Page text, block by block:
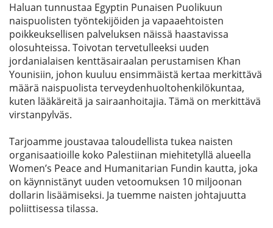
Haluan tunnustaa Egyptin Punaisen Puolikuun
naispuolisten työntekijöiden ja vapaaehtoisten
poikkeuksellisen palveluksen näissä haastavissa
olosuhteissa. Toivotan tervetulleeksi uuden
jordanialaisen kenttäsairaalan perustamisen Khan
Younisiin, johon kuuluu ensimmäistä kertaa merkittävä
määrä naispuolista terveydenhuoltohenkilökuntaa,
kuten lääkäreitä ja sairaanhoitajia. Tämä on merkittävä
virstanpylväs.
Tarjoamme joustavaa taloudellista tukea naisten
organisaatioille koko Palestiinan miehitetyllä alueella
Women’s Peace and Humanitarian Fundin kautta, joka
on käynnistänyt uuden vetoomuksen 10 miljoonan
dollarin lisäämiseksi. Ja tuemme naisten johtajuutta
poliittisessa tilassa.